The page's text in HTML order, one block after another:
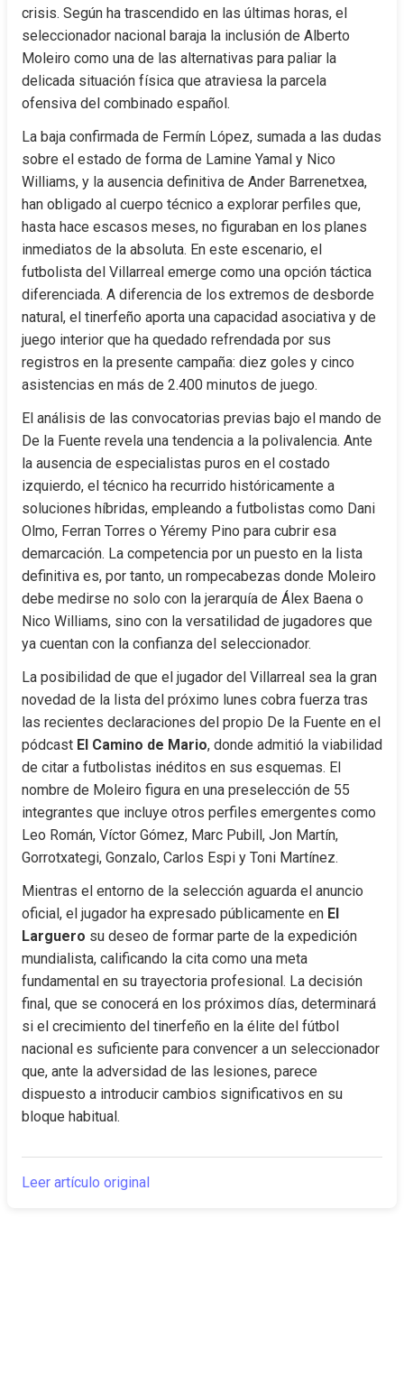
crisis. Según ha trascendido en las últimas horas, el
seleccionador nacional baraja la inclusión de Alberto
Moleiro como una de las alternativas para paliar la
delicada situación física que atraviesa la parcela
ofensiva del combinado español.
La baja confirmada de Fermín López, sumada a las dudas
sobre el estado de forma de Lamine Yamal y Nico
Williams, y la ausencia definitiva de Ander Barrenetxea,
han obligado al cuerpo técnico a explorar perfiles que,
hasta hace escasos meses, no figuraban en los planes
inmediatos de la absoluta. En este escenario, el
futbolista del Villarreal emerge como una opción táctica
diferenciada. A diferencia de los extremos de desborde
natural, el tinerfeño aporta una capacidad asociativa y de
juego interior que ha quedado refrendada por sus
registros en la presente campaña: diez goles y cinco
asistencias en más de 2.400 minutos de juego.
El análisis de las convocatorias previas bajo el mando de
De la Fuente revela una tendencia a la polivalencia. Ante
la ausencia de especialistas puros en el costado
izquierdo, el técnico ha recurrido históricamente a
soluciones híbridas, empleando a futbolistas como Dani
Olmo, Ferran Torres o Yéremy Pino para cubrir esa
demarcación. La competencia por un puesto en la lista
definitiva es, por tanto, un rompecabezas donde Moleiro
debe medirse no solo con la jerarquía de Álex Baena o
Nico Williams, sino con la versatilidad de jugadores que
ya cuentan con la confianza del seleccionador.
La posibilidad de que el jugador del Villarreal sea la gran
novedad de la lista del próximo lunes cobra fuerza tras
las recientes declaraciones del propio De la Fuente en el
pódcast El Camino de Mario, donde admitió la viabilidad
de citar a futbolistas inéditos en sus esquemas. El
nombre de Moleiro figura en una preselección de 55
integrantes que incluye otros perfiles emergentes como
Leo Román, Víctor Gómez, Marc Pubill, Jon Martín,
Gorrotxategi, Gonzalo, Carlos Espi y Toni Martínez.
Mientras el entorno de la selección aguarda el anuncio
oficial, el jugador ha expresado públicamente en El
Larguero su deseo de formar parte de la expedición
mundialista, calificando la cita como una meta
fundamental en su trayectoria profesional. La decisión
final, que se conocerá en los próximos días, determinará
si el crecimiento del tinerfeño en la élite del fútbol
nacional es suficiente para convencer a un seleccionador
que, ante la adversidad de las lesiones, parece
dispuesto a introducir cambios significativos en su
bloque habitual.
Leer artículo original